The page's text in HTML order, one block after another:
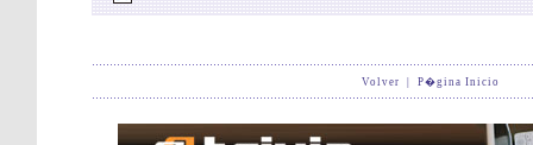
Volver P�gina Inicio